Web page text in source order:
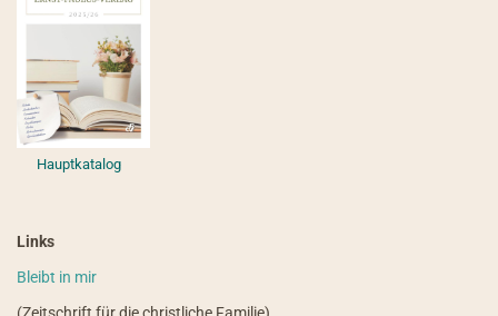
Hauptkatalog
Links
Bleibt in mir